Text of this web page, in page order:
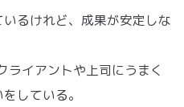
るけれど、成果が安定しな
ライアントや上司にうまく
している。